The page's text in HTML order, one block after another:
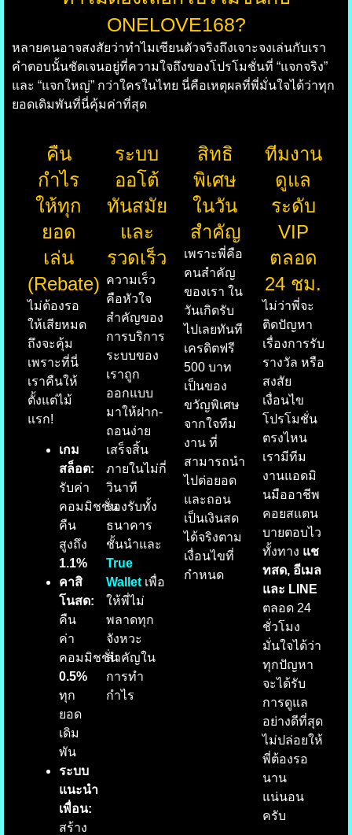
ONELOVE168?
หลายคนอาจสงสัยว่าทำไมเซียนตัวจริงถึงเจาะจงเล่นกับเรา
คำตอบนั้นชัดเจนอยู่ที่ความใจถึงของโปรโมชั่นที่ “แจกจริง”
และ “แจกใหญ่” กว่าใครในไทย นี่คือเหตุผลที่พี่มั่นใจได้ว่าทุก
ยอดเดิมพันที่นี่คุ้มค่าที่สุด
คืน
กำไร
ให้ทุก
ยอด
เล่น
(Rebate)
ไม่ต้องรอ
ให้เสียหมด
ถึงจะคุ้ม
เพราะที่นี่
เราคืนให้
ตั้งแต่ไม้
แรก!
เกม
สล็อต:
รับค่า
คอมมิชชั่น
คืน
สูงถึง
1.1%
คาสิ
โนสด:
คืน
ค่า
คอมมิชชั่น
0.5%
ทุก
ยอด
เดิม
พัน
ระบบ
แนะนำ
เพื่อน:
สร้าง
ระบบ
ออโต้
ทันสมัย
และ
รวดเร็ว
ความเร็ว
คือหัวใจ
สำคัญของ
การบริการ
ระบบของ
เราถูก
ออกแบบ
มาให้ฝาก-
ถอนง่าย
เสร็จสิ้น
ภายในไม่กี่
วินาที
รองรับทั้ง
ธนาคาร
ชั้นนำและ
True
Walletเพื่อ
ให้พี่ไม่
พลาดทุก
จังหวะ
สำคัญใน
การทำ
กำไร
สิทธิ
พิเศษ
ในวัน
สำคัญ
เพราะพี่คือ
คนสำคัญ
ของเรา ใน
วันเกิดรับ
ไปเลยทันที
เครดิตฟรี
500 บาท
เป็นของ
ขวัญพิเศษ
จากใจทีม
งาน ที่
สามารถนำ
ไปต่อยอด
และถอน
เป็นเงินสด
ได้จริงตาม
เงื่อนไขที่
กำหนด
ทีมงาน
ดูแล
ระดับ
VIP
ตลอด
24 ชม.
ไม่ว่าพี่จะ
ติดปัญหา
เรื่องการรับ
รางวัล หรือ
สงสัย
เงื่อนไข
โปรโมชั่น
ตรงไหน
เรามีทีม
งานแอดมิ
นมืออาชีพ
คอยสแตน
บายตอบไว
ทั้งทาง แช
ทสด, อีเมล
และ LINE
ตลอด 24
ชั่วโมง
มั่นใจได้ว่า
ทุกปัญหา
จะได้รับ
การดูแล
อย่างดีที่สุด
ไม่ปล่อยให้
พี่ต้องรอ
นาน
แน่นอน
ครับ